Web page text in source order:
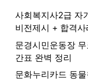
사회복지사2급 자
비전제시 + 합격사
문경시민운동장
간표 완벽 정리
문화누리카드 동